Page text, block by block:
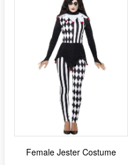
Female Jester Costume